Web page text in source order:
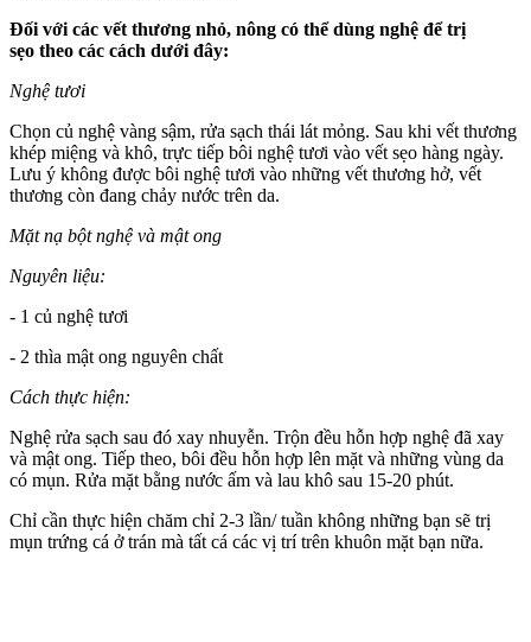
Đối với các vết thương nhỏ, nông có thể dùng nghệ để trị
sẹo theo các cách dưới đây:
Nghệ tươi
Chọn củ nghệ vàng sậm, rửa sạch thái lát mỏng. Sau khi vết thương
khép miệng và khô, trực tiếp bôi nghệ tươi vào vết sẹo hàng ngày.
Lưu ý không được bôi nghệ tươi vào những vết thương hở, vết
thương còn đang chảy nước trên da.
Mặt nạ bột nghệ và mật ong
Nguyên liệu:
- 1 củ nghệ tươi
- 2 thìa mật ong nguyên chất
Cách thực hiện:
Nghệ rửa sạch sau đó xay nhuyễn. Trộn đều hỗn hợp nghệ đã xay
và mật ong. Tiếp theo, bôi đều hỗn hợp lên mặt và những vùng da
có mụn. Rửa mặt bằng nước ấm và lau khô sau 15-20 phút.
Chỉ cần thực hiện chăm chỉ 2-3 lần/ tuần không những bạn sẽ trị
mụn trứng cá ở trán mà tất cá các vị trí trên khuôn mặt bạn nữa.